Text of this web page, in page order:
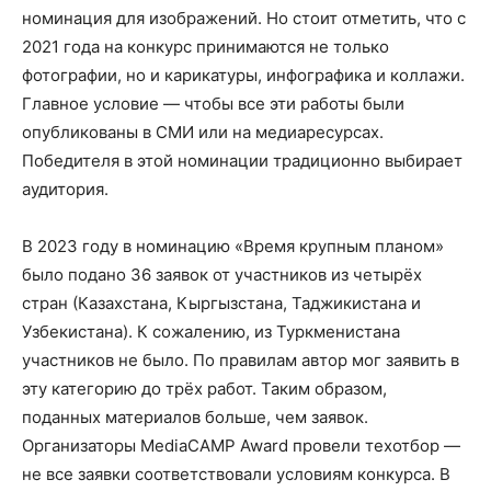
номинация для изображений. Но стоит отметить, что с
2021 года на конкурс принимаются не только
фотографии, но и карикатуры, инфографика и коллажи.
Главное условие — чтобы все эти работы были
опубликованы в СМИ или на медиаресурсах.
Победителя в этой номинации традиционно выбирает
аудитория.
В 2023 году в номинацию «Время крупным планом»
было подано 36 заявок от участников из четырёх
стран (Казахстана, Кыргызстана, Таджикистана и
Узбекистана). К сожалению, из Туркменистана
участников не было. По правилам автор мог заявить в
эту категорию до трёх работ. Таким образом,
поданных материалов больше, чем заявок.
Организаторы MediaCAMP Award провели техотбор —
не все заявки соответствовали условиям конкурса. В